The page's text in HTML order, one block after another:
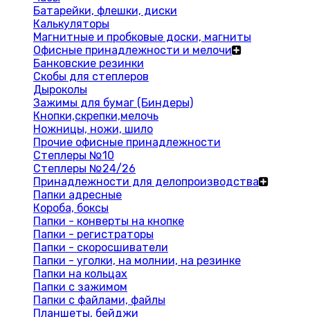
Батарейки, флешки, диски
Калькуляторы
Магнитные и пробковые доски, магниты
Офисные принадлежности и мелочи
Банковские резинки
Скобы для степлеров
Дыроколы
Зажимы для бумаг (Биндеры)
Кнопки,скрепки,мелочь
Ножницы, ножи, шило
Прочие офисные принадлежности
Степлеры №10
Степлеры №24/26
Принадлежности для делопроизводства
Папки адресные
Короба, боксы
Папки - конверты на кнопке
Папки - регистраторы
Папки - скоросшиватели
Папки - уголки, на молнии, на резинке
Папки на кольцах
Папки с зажимом
Папки с файлами, файлы
Планшеты, бейджи